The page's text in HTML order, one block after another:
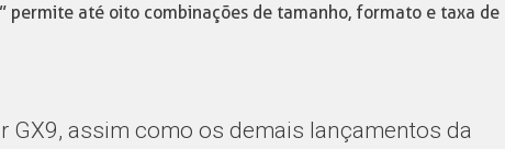
permite até oito combinações de tamanho, formato e taxa de
GX9, assim como os demais lançamentos da